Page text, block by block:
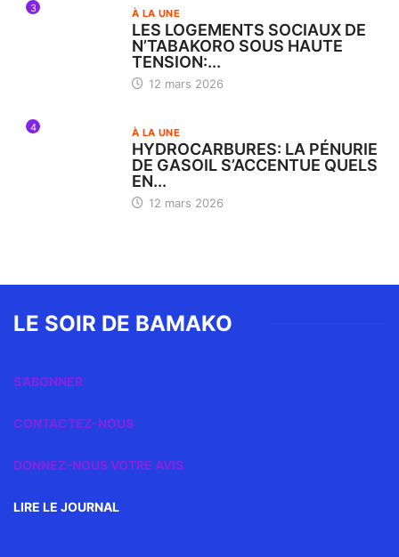
3 À LA UNE
LES LOGEMENTS SOCIAUX DE
N’TABAKORO SOUS HAUTE
TENSION:...
12 mars 2026
4 À LA UNE
HYDROCARBURES: LA PÉNURIE
DE GASOIL S’ACCENTUE QUELS
EN...
12 mars 2026
LE SOIR DE BAMAKO
S’ABONNER
CONTACTEZ-NOUS
DONNEZ-NOUS VOTRE AVIS
LIRE LE JOURNAL